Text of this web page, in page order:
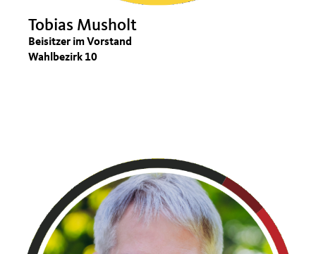
Tobias Musholt
Beisitzer im Vorstand
Wahlbezirk 10